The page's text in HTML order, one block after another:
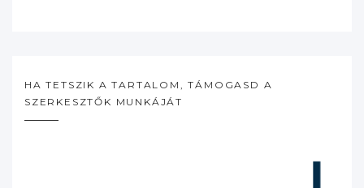
HA TETSZIK A TARTALOM, TÁMOGASD A
SZERKESZTŐK MUNKÁJÁT